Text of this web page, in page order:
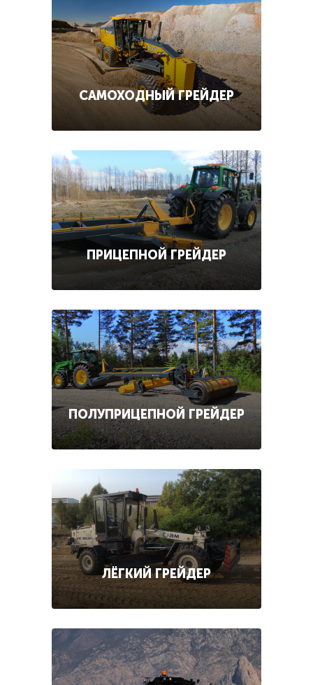
САМОХОДНЫЙ ГРЕЙДЕР
ПРИЦЕПНОЙ ГРЕЙДЕР
ПОЛУПРИЦЕПНОЙ ГРЕЙДЕР
ЛЁГКИЙ ГРЕЙДЕР